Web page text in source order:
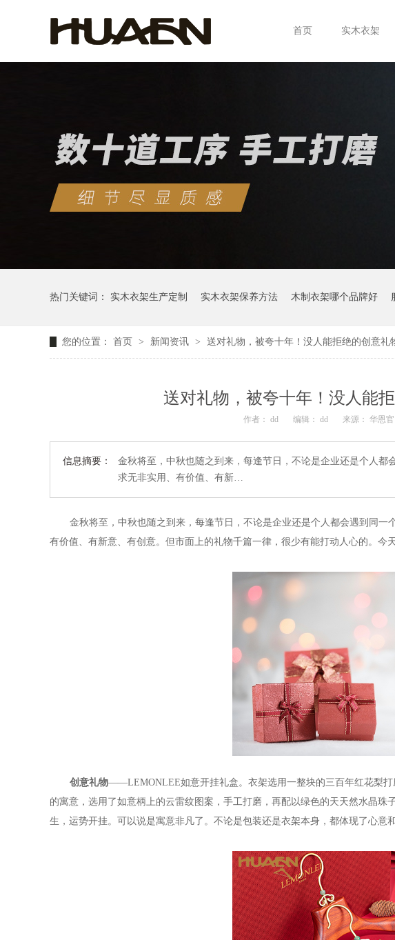
首页 实木衣架
热门关键词： 实木衣架生产定制 实木衣架保养方法 木制衣架哪个品牌好
您的位置： 首页 > 新闻资讯 > 送对礼物，被夸十年！没人能拒绝的创意
送对礼物，被夸十年！没人能
作者： dd 编辑： dd 来源： 华恩官
信息摘要：
金秋将至，中秋也随之到来，每逢节日，不论是企业还是个人
求无非实用、有价值、有新…
金秋将至，中秋也随之到来，每逢节日，不论是企业还是个人都会遇到同
有价值、有新意、有创意。但市面上的礼物千篇一律，很少有能打动人心的。今
创意礼物——LEMONLEE如意开挂礼盒。衣架选用一整块的三百年红花梨
的寓意，选用了如意柄上的云雷纹图案，手工打磨，再配以绿色的天天然水晶
生，运势开挂。可以说是寓意非凡了。不论是包装还是衣架本身，都体现了心意